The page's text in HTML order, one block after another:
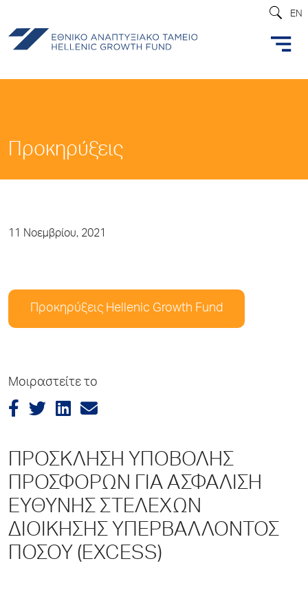
EN
Προκηρύξεις
11 Νοεμβρίου, 2021
Προκηρύξεις Hellenic Growth Fund
Μοιραστείτε το
ΠΡΟΣΚΛΗΣΗ ΥΠΟΒΟΛΗΣ
ΠΡΟΣΦΟΡΩΝ ΓΙΑ ΑΣΦΑΛΙΣΗ
ΕΥΘΥΝΗΣ ΣΤΕΛΕΧΩΝ
ΔΙΟΙΚΗΣΗΣ ΥΠΕΡΒΑΛΛΟΝΤΟΣ
ΠΟΣΟΥ (EXCESS)